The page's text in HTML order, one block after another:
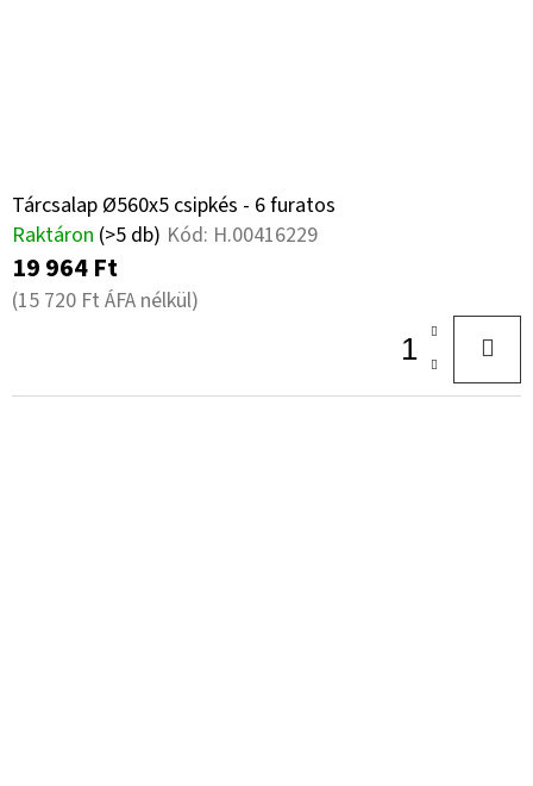
Tárcsalap Ø560x5 csipkés - 6 furatos
Raktáron (>5 db) Kód: H.00416229
19 964 Ft
(15 720 Ft ÁFA nélkül)